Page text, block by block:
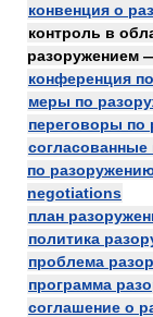
конвенция о
контроль в
разоружением
конференция
меры по
переговоры по
по
negotiations
план
политика
проблема
программа
соглашение о